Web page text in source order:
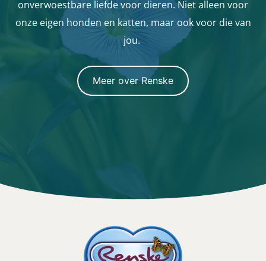
onverwoestbare liefde voor dieren. Niet alleen voor
onze eigen honden en katten, maar ook voor die van
jou.
Meer over Renske